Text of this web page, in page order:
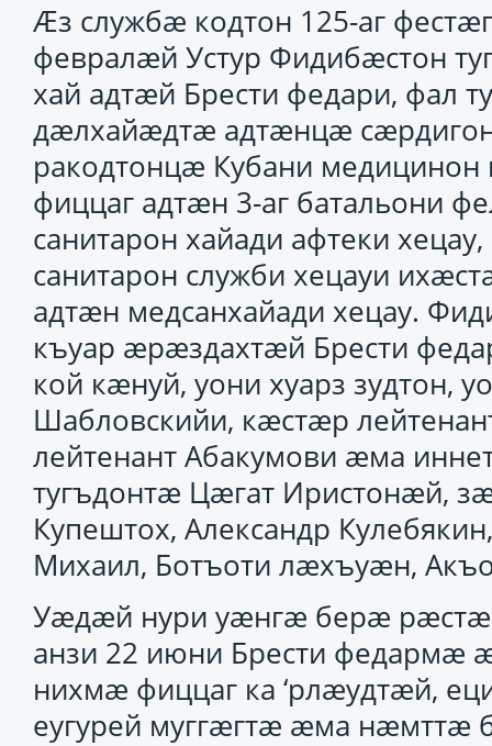
Ӕз службӕ кодтон 125-аг
февралӕй Устур Фидибӕстон
хай адтӕй Брести федари, фал
дӕлхайӕдтӕ адтӕнцӕ
ракодтонцӕ Кубани медицинон
фиццаг адтӕн 3-аг батальони
санитарон хайади афтеки
санитарон служби хецауи
адтӕн медсанхайади хецау.
къуар ӕрӕздахтӕй Брести
кой кӕнуй, уони хуарз зудтон,
Шабловскийи, кӕстӕр
лейтенант Абакумови ӕма
тугъдонтӕ Цӕгат Иристонӕй,
Купештох, Александр
Михаил, Ботъоти лӕхъуӕн,
Уӕдӕй нури уӕнгӕ берӕ
анзи 22 июни Брести федармӕ
нихмӕ фиццаг ка ‘рлӕудтӕй,
еугурей муггӕгтӕ ӕма